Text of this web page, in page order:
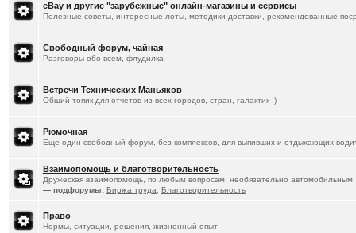
eBay и другие "зарубежные" онлайн-магазины и сервисы
Полезные советы, интересные лоты, методики доставки, рекомендованные
Свободный форум, чайная
Разговоры обо всем, флудилка
Встречи Технических Маньяков
Общий топик для отчетов из всех городов, стран, галактик :)
Рюмочная
Еще один свободный форум, без комплексов, для выпивших и отдыхающих
Взаимопомощь и благотворительность
Дружеская взаимопомощь, по любым вопросам, необязательно автомобильным
— подфорумы: Биржа труда Благотворительность
Право
Нормы, ситуации, решения, жизненный опыт